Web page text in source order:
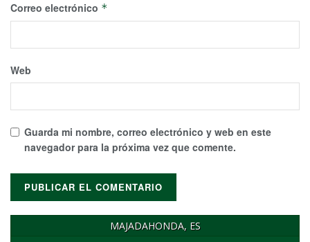
Correo electrónico *
Web
Guarda mi nombre, correo electrónico y web en este
navegador para la próxima vez que comente.
MAJADAHONDA, ES